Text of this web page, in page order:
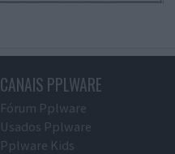
CANAIS PPLWARE
Fórum Pplware
Usados Pplware
Pplware Kids